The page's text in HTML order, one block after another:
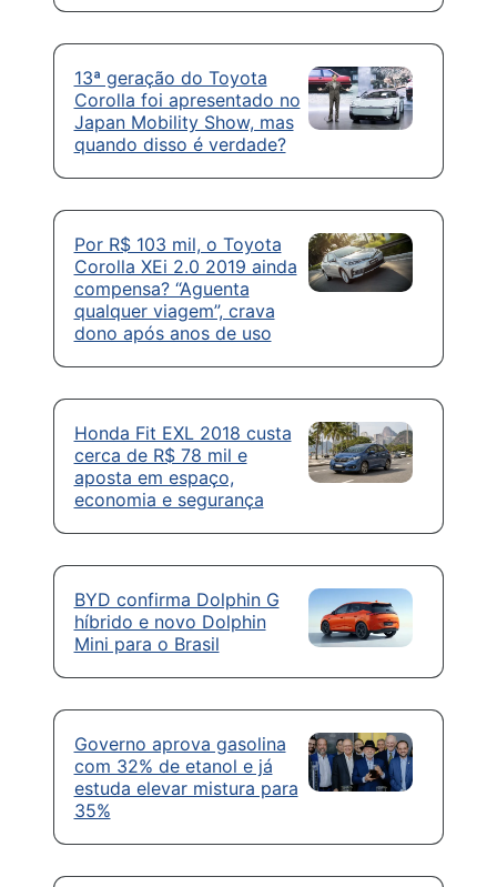
13ª geração do Toyota
Corolla foi apresentado no
Japan Mobility Show, mas
quando disso é verdade?
Por R$ 103 mil, o Toyota
Corolla XEi 2.0 2019 ainda
compensa? “Aguenta
qualquer viagem”, crava
dono após anos de uso
Honda Fit EXL 2018 custa
cerca de R$ 78 mil e
aposta em espaço,
economia e segurança
BYD confirma Dolphin G
híbrido e novo Dolphin
Mini para o Brasil
Governo aprova gasolina
com 32% de etanol e já
estuda elevar mistura para
35%